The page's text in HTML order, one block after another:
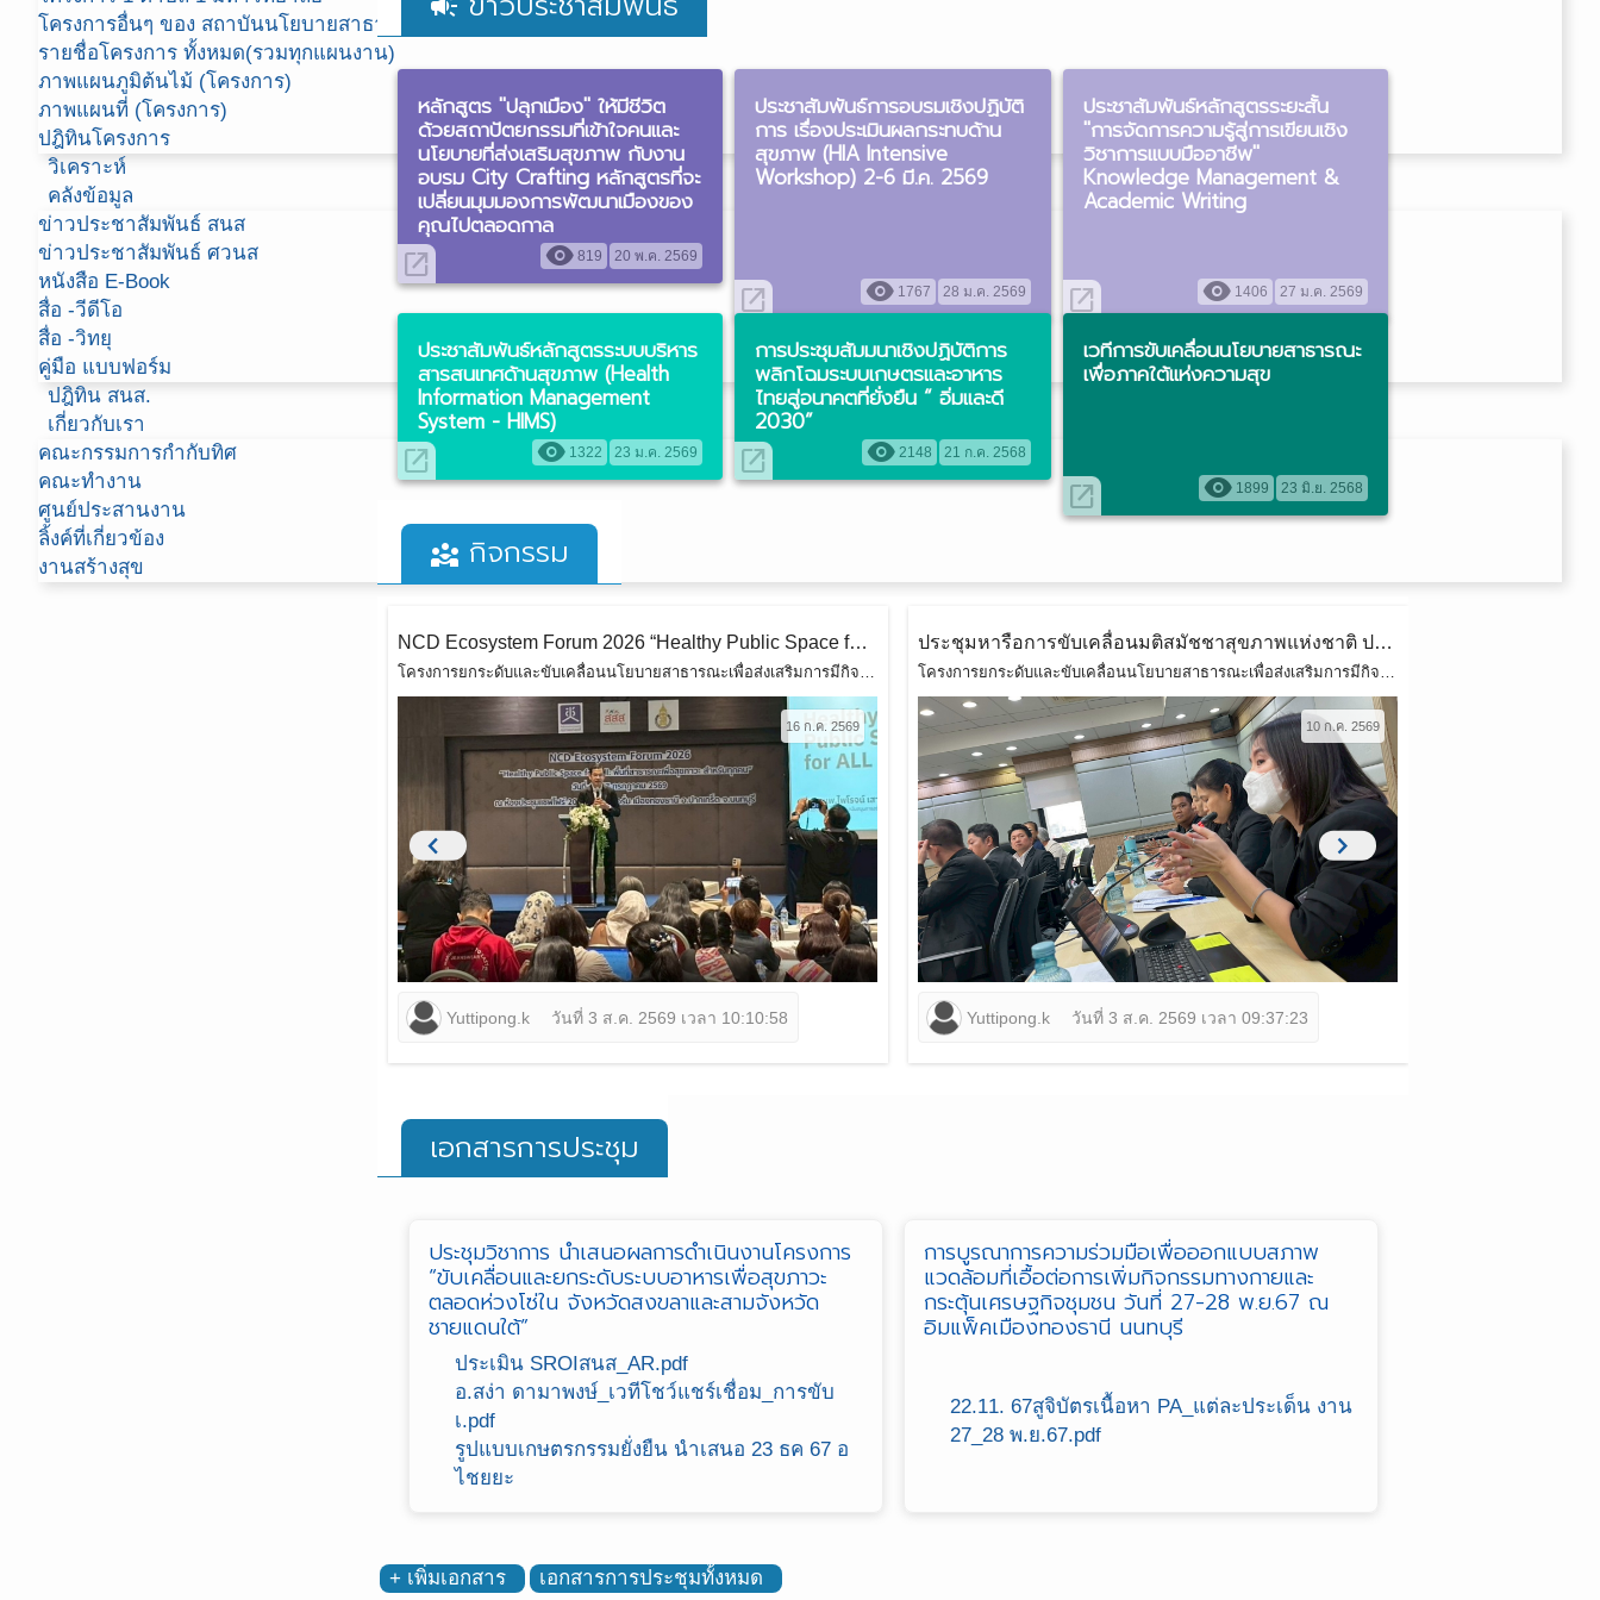
โครงการอื่นๆ ของ สถาบันนโยบายสาธารณะ (สนส)
รายชื่อโครงการ ทั้งหมด(รวมทุกแผนงาน)
ภาพแผนภูมิต้นไม้ (โครงการ)
ภาพแผนที่ (โครงการ)
ปฎิทินโครงการ
วิเคราะห์
คลังข้อมูล
ข่าวประชาสัมพันธ์ สนส
ข่าวประชาสัมพันธ์ ศวนส
หนังสือ E-Book
สื่อ -วีดีโอ
สื่อ -วิทยุ
คู่มือ แบบฟอร์ม
ปฎิทิน สนส.
เกี่ยวกับเรา
คณะกรรมการกำกับทิศ
คณะทำงาน
ศูนย์ประสานงาน
ลิ้งค์ที่เกี่ยวข้อง
งานสร้างสุข
campaign
หลักสูตร "ปลุกเมือง" ให้มีชีวิต
ด้วยสถาปัตยกรรมที่เข้าใจคนและ
นโยบายที่ส่งเสริมสุขภาพ กับงาน
อบรม City Crafting หลักสูตรที่จะ
เปลี่ยนมุมมองการพัฒนาเมืองของ
คุณไปตลอดกาล
visibility 819 20 พ.ค. 2569
open_in_new
ประชาสัมพันธ์การอบรมเชิงปฏิบัติ
การ เรื่องประเมินผลกระทบด้าน
สุขภาพ (HIA Intensive
Workshop) 2-6 มี.ค. 2569
visibility 1767 28 ม.ค. 2569
open_in_new
ประชาสัมพันธ์หลักสูตรระยะสั้น
"การจัดการความรู้สู่การเขียนเชิง
วิชาการแบบมืออาชีพ"
Knowledge Management &
Academic Writing
visibility 1406 27 ม.ค. 2569
open_in_new
ประชาสัมพันธ์หลักสูตรระบบบริหาร
สารสนเทศด้านสุขภาพ (Health
Information Management
System - HIMS)
visibility 1322 23 ม.ค. 2569
open_in_new
การประชุมสัมมนาเชิงปฏิบัติการ
พลิกโฉมระบบเกษตรและอาหาร
ไทยสู่อนาคตที่ยั่งยืน “ อิ่มและดี
2030”
visibility 2148 21 ก.ค. 2568
open_in_new
เวทีการขับเคลื่อนนโยบายสาธารณะ
เพื่อภาคใต้แห่งความสุข
visibility 1899 23 มิ.ย. 2568
open_in_new
diversity_3 กิจกรรม
chevron_left
NCD Ecosystem Forum 2026 “Healthy Public Space for All: พื้นที่สาธารณะเพื่อสุขภาวะสำหรับทุกคน”
โครงการยกระดับและขับเคลื่อนนโยบายสาธารณะเพื่อส่งเสริมการมีกิจกรรมทางกายที่เพียงพอและลดภาวะเนือยนิ่ง
16 ก.ค. 2569
Yuttipong.k วันที่ 3 ส.ค. 2569 เวลา 10:10:58
ประชุมหารือการขับเคลื่อนมติสมัชชาสุขภาพแห่งชาติ ประเด็น “การส่งเสริมให้คนไทยทุกช่วงวัย มีกิจกรรมทางกายเพิ่มขึ้น
โครงการยกระดับและขับเคลื่อนนโยบายสาธารณะเพื่อส่งเสริมการมีกิจกรรมทางกายที่เพียงพอและลดภาวะเนือยนิ่ง
10 ก.ค. 2569
Yuttipong.k วันที่ 3 ส.ค. 2569 เวลา 09:37:23
chevron_right
เอกสารการประชุม
ประชุมวิชาการ นำเสนอผลการดำเนินงานโครงการ
“ขับเคลื่อนและยกระดับระบบอาหารเพื่อสุขภาวะ
ตลอดห่วงโซ่ใน จังหวัดสงขลาและสามจังหวัด
ชายแดนใต้”
ประเมิน SROIสนส_AR.pdf
อ.สง่า ดามาพงษ์_เวทีโชว์แชร์เชื่อม_การขับ
เ.pdf
รูปแบบเกษตรกรรมยั่งยืน นำเสนอ 23 ธค 67 อ
ไชยยะ
การบูรณาการความร่วมมือเพื่อออกแบบสภาพ
แวดล้อมที่เอื้อต่อการเพิ่มกิจกรรมทางกายและ
กระตุ้นเศรษฐกิจชุมชน วันที่ 27-28 พ.ย.67 ณ
อิมแพ็คเมืองทองธานี นนทบุรี
22.11. 67สูจิบัตรเนื้อหา PA_แต่ละประเด็น งาน
27_28 พ.ย.67.pdf
เอกสารการประชุมทั้งหมด
+ เพิ่มเอกสาร